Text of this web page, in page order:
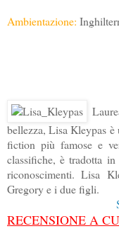
Ambientazione:
bellezza, Lisa Kleypas
fiction più famose e
classifiche, è tradotta
riconoscimenti. Lisa
Gregory e i due figli.
RECENSIONE A